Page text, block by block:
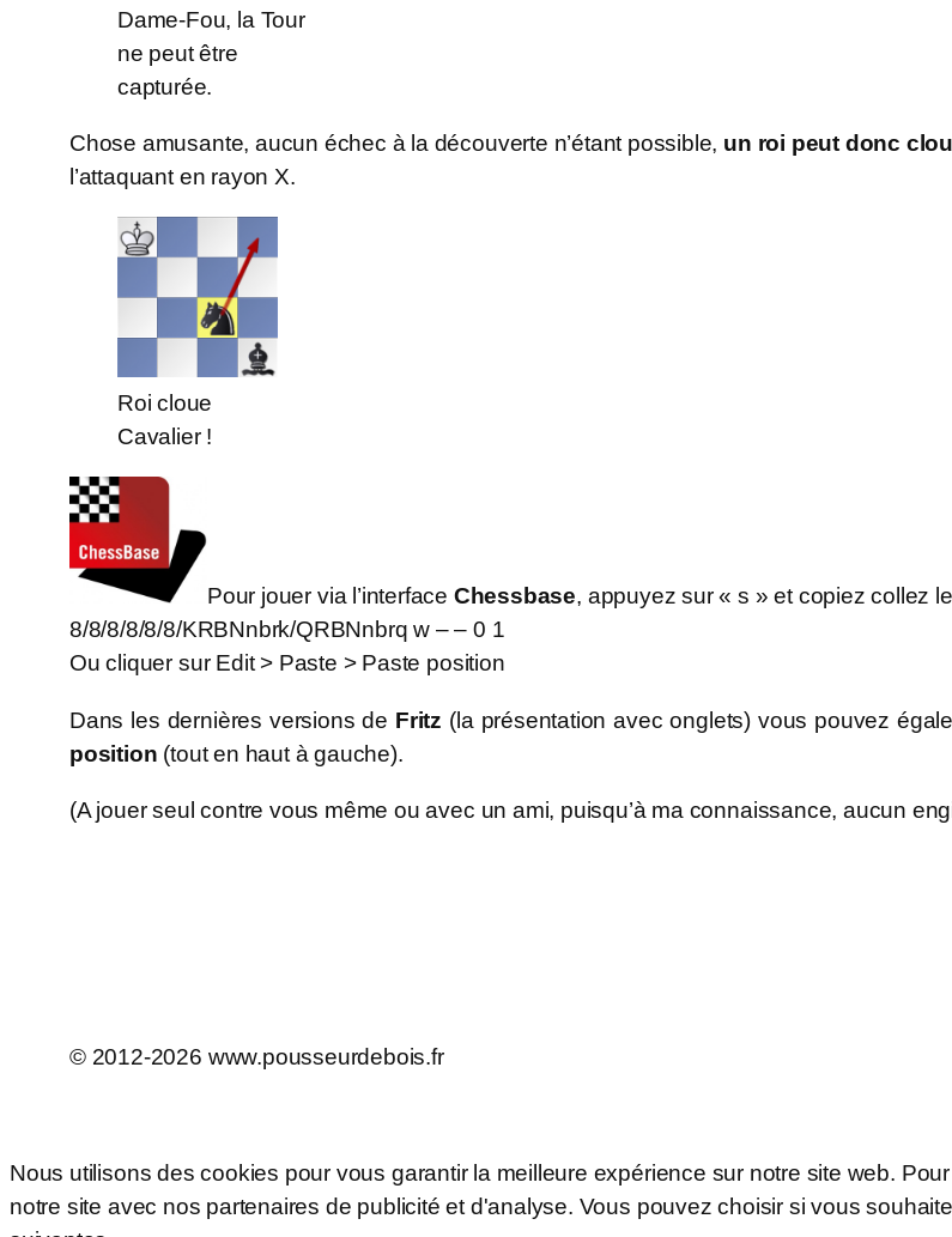
Dame-Fou, la Tour
ne peut être
capturée.
Chose amusante, aucun échec à la découverte n’étant possible, un roi peut donc
l’attaquant en rayon X.
Roi cloue
Cavalier !
Pour jouer via l’interface Chessbase, appuyez sur « s » et copiez collez
8/8/8/8/8/8/KRBNnbrk/QRBNnbrq w – – 0 1
Ou cliquer sur Edit > Paste > Paste position
Dans les dernières versions de Fritz (la présentation avec onglets) vous pouvez
position (tout en haut à gauche).
(A jouer seul contre vous même ou avec un ami, puisqu’à ma connaissance, aucun
© 2012-2026 www.pousseurdebois.fr
Nous utilisons des cookies pour vous garantir la meilleure expérience sur notre site web.
notre site avec nos partenaires de publicité et d'analyse. Vous pouvez choisir si vous